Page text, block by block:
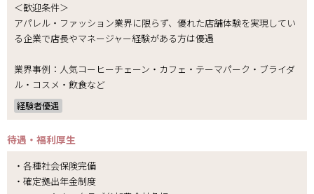
＜歓迎条件＞
アパレル・ファッション業界に限らず、優れた店舗体験を実現してい
る企業で店長やマネージャー経験がある方は優遇
業界事例：人気コーヒーチェーン・カフェ・テーマパーク・ブライダ
ル・コスメ・飲食など
経験者優遇
待遇・福利厚生
・各種社会保険完備
・確定拠出年金制度